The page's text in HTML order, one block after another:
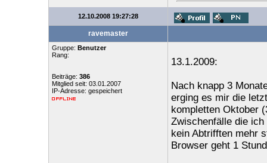
12.10.2008 19:27:28
ravemaster
Gruppe: Benutzer
Rang:
Beiträge: 386
Mitglied seit: 03.01.2007
IP-Adresse: gespeichert
13.1.2009:
Nach knapp 3
erging es mir die
kompletten Oktober
Zwischenfälle die
kein Abtrifften mehr
Browser geht 1